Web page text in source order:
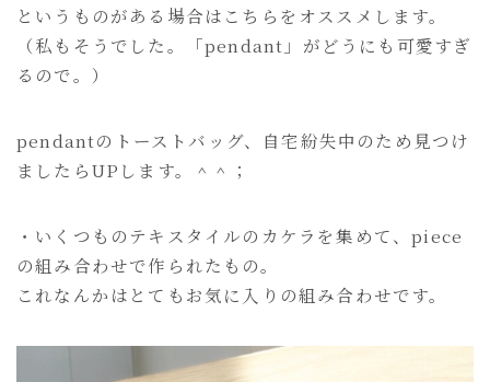
というものがある場合はこちらをオススメします。
（私もそうでした。「pendant」がどうにも可愛すぎ
るので。）
pendantのトーストバッグ、自宅紛失中のため見つけ
ましたらUPします。＾＾；
・いくつものテキスタイルのカケラを集めて、piece
の組み合わせで作られたもの。
これなんかはとてもお気に入りの組み合わせです。